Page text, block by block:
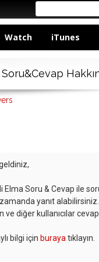
Watch iTunes
Soru&Cevap
Elma Soru & Cevap ile
zamanda yanıt
ve diğer kullanıcılar
bilgi için buraya tıklayın.